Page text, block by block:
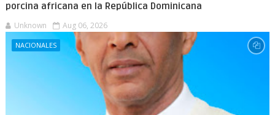
porcina africana en la República Dominicana
Unknown Aug 06, 2026
NACIONALES